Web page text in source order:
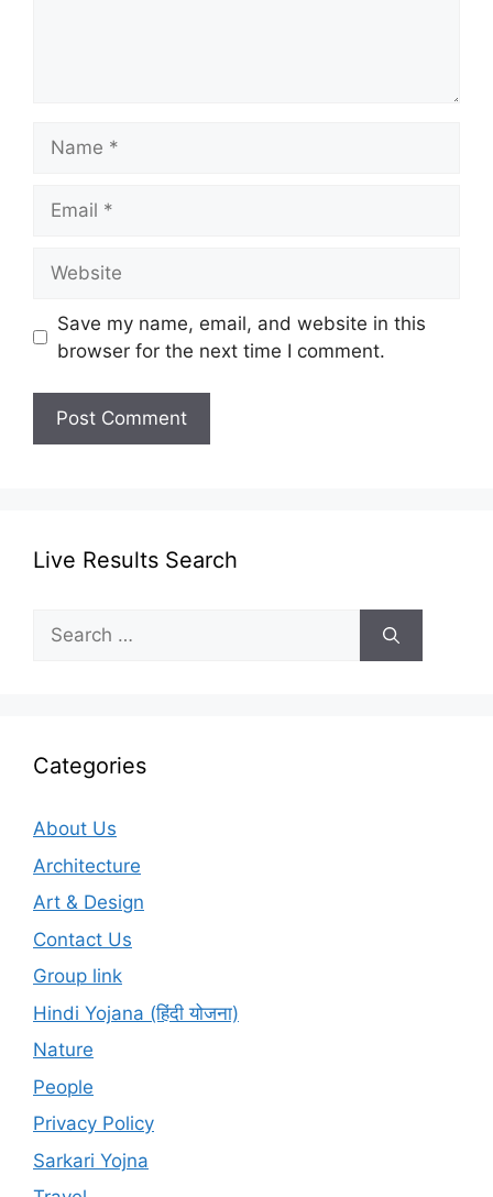
Save my name, email, and website in this
browser for the next time I comment.
Live Results Search
Search
for:
Categories
About Us
Architecture
Art & Design
Contact Us
Group link
Hindi Yojana (हिंदी योजना)
Nature
People
Privacy Policy
Sarkari Yojna